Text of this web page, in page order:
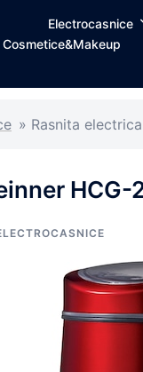
Electrocasnice
Cosmetice&Makeup
» Rasnita